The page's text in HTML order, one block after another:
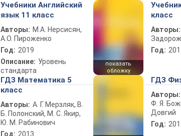
Учебники Английский
язык 11 класс
Авторы: М.А. Нерсисян,
А.О. Пироженко
Год: 2019
Описание: Уровень
стандарта
показать
обложку
класс
Авторы:
Год:
ГДЗ Математика 5
класс
Авторы: А. Г. Мерзляк, В.
Б. Полонский, М. С. Якир,
Ю. М. Рабинович
Год: 2013
ГДЗ
Авторы:
Ф. Я.
Довгий
Год: